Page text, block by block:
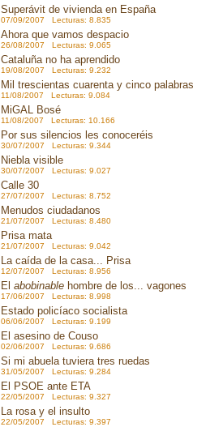
Superávit de vivienda en España
07/09/2007 Lecturas: 8.835
Ahora que vamos despacio
26/08/2007 Lecturas: 9.065
Cataluña no ha aprendido
19/08/2007 Lecturas: 9.232
Mil trescientas cuarenta y cinco palabras
11/08/2007 Lecturas: 9.084
MiGAL Bosé
11/08/2007 Lecturas: 10.166
Por sus silencios les conoceréis
30/07/2007 Lecturas: 9.344
Niebla visible
30/07/2007 Lecturas: 9.027
Calle 30
27/07/2007 Lecturas: 8.752
Menudos ciudadanos
21/07/2007 Lecturas: 8.480
Prisa mata
21/07/2007 Lecturas: 9.042
La caída de la casa... Prisa
12/07/2007 Lecturas: 8.956
El abobinable hombre de los... vagones
17/06/2007 Lecturas: 8.998
Estado policíaco socialista
06/06/2007 Lecturas: 9.199
El asesino de Couso
02/06/2007 Lecturas: 9.686
Si mi abuela tuviera tres ruedas
31/05/2007 Lecturas: 9.284
El PSOE ante ETA
22/05/2007 Lecturas: 9.327
La rosa y el insulto
22/05/2007 Lecturas: 9.397